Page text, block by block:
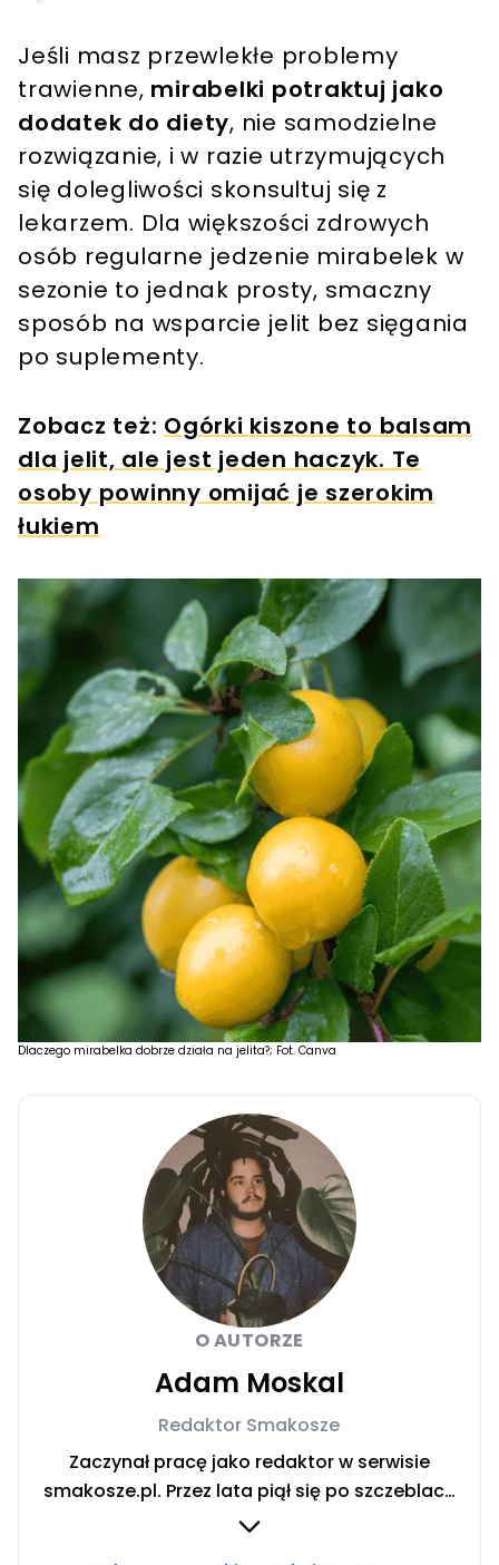
Jeśli masz przewlekłe problemy
trawienne, mirabelki potraktuj jako
dodatek do diety, nie samodzielne
rozwiązanie, i w razie utrzymujących
się dolegliwości skonsultuj się z
lekarzem. Dla większości zdrowych
osób regularne jedzenie mirabelek w
sezonie to jednak prosty, smaczny
sposób na wsparcie jelit bez sięgania
po suplementy.
Zobacz też: Ogórki kiszone to balsam
dla jelit, ale jest jeden haczyk. Te
osoby powinny omijać je szerokim
łukiem
Dlaczego mirabelka dobrze działa na jelita?; Fot. Canva
O AUTORZE
Adam Moskal
Redaktor Smakosze
Zaczynał pracę jako redaktor w serwisie
smakosze.pl. Przez lata piął się po szczeblach
przez stanowiska wydawnicze, w serwisach